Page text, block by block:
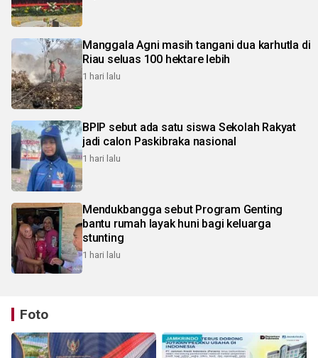
Manggala Agni masih tangani dua karhutla di
Riau seluas 100 hektare lebih
1 hari lalu
BPIP sebut ada satu siswa Sekolah Rakyat
jadi calon Paskibraka nasional
1 hari lalu
Mendukbangga sebut Program Genting
bantu rumah layak huni bagi keluarga
stunting
1 hari lalu
Foto